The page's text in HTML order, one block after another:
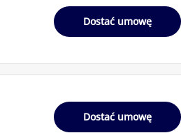
Dostać umowę
Dostać umowę